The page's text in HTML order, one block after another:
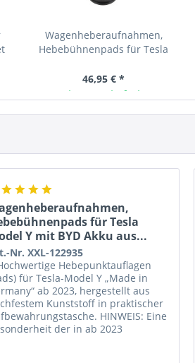
Wagenheberaufnahmen,
Hebebühnenpads für Tesla
46,95 € *
Ab Lager lieferbar
für Tesla
Y mit BYD Akku aus...
Nr. XXL-122935
Hebepunktauflagen
für Tesla-Model Y „Made in
ab 2023, hergestellt aus
Kunststoff in praktischer
HINWEIS: Eine
der in ab 2023